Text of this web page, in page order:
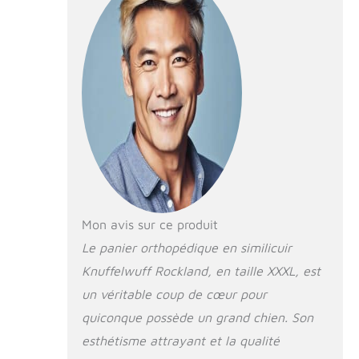
séparément
Mon avis sur ce produit
Le panier orthopédique en similicuir
Knuffelwuff Rockland, en taille XXXL, est
un véritable coup de cœur pour
quiconque possède un grand chien. Son
esthétisme attrayant et la qualité